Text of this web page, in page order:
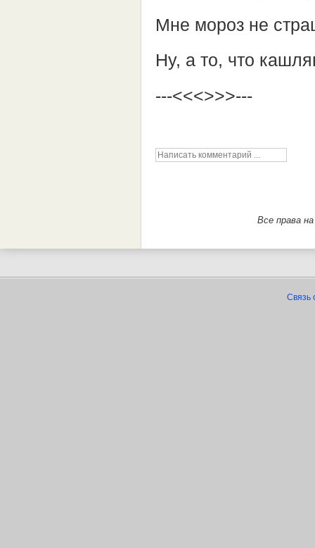
Мне мороз не
Ну, а то, что
---<<<>>>---
Все права
Связь